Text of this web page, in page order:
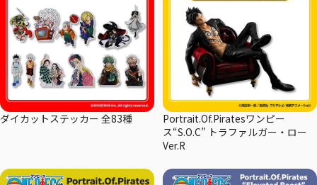
ダイカットステッカー 全83種
Portrait.Of.Piratesワンピー
ス“S.O.C” トラファルガー・ロー
Ver.R